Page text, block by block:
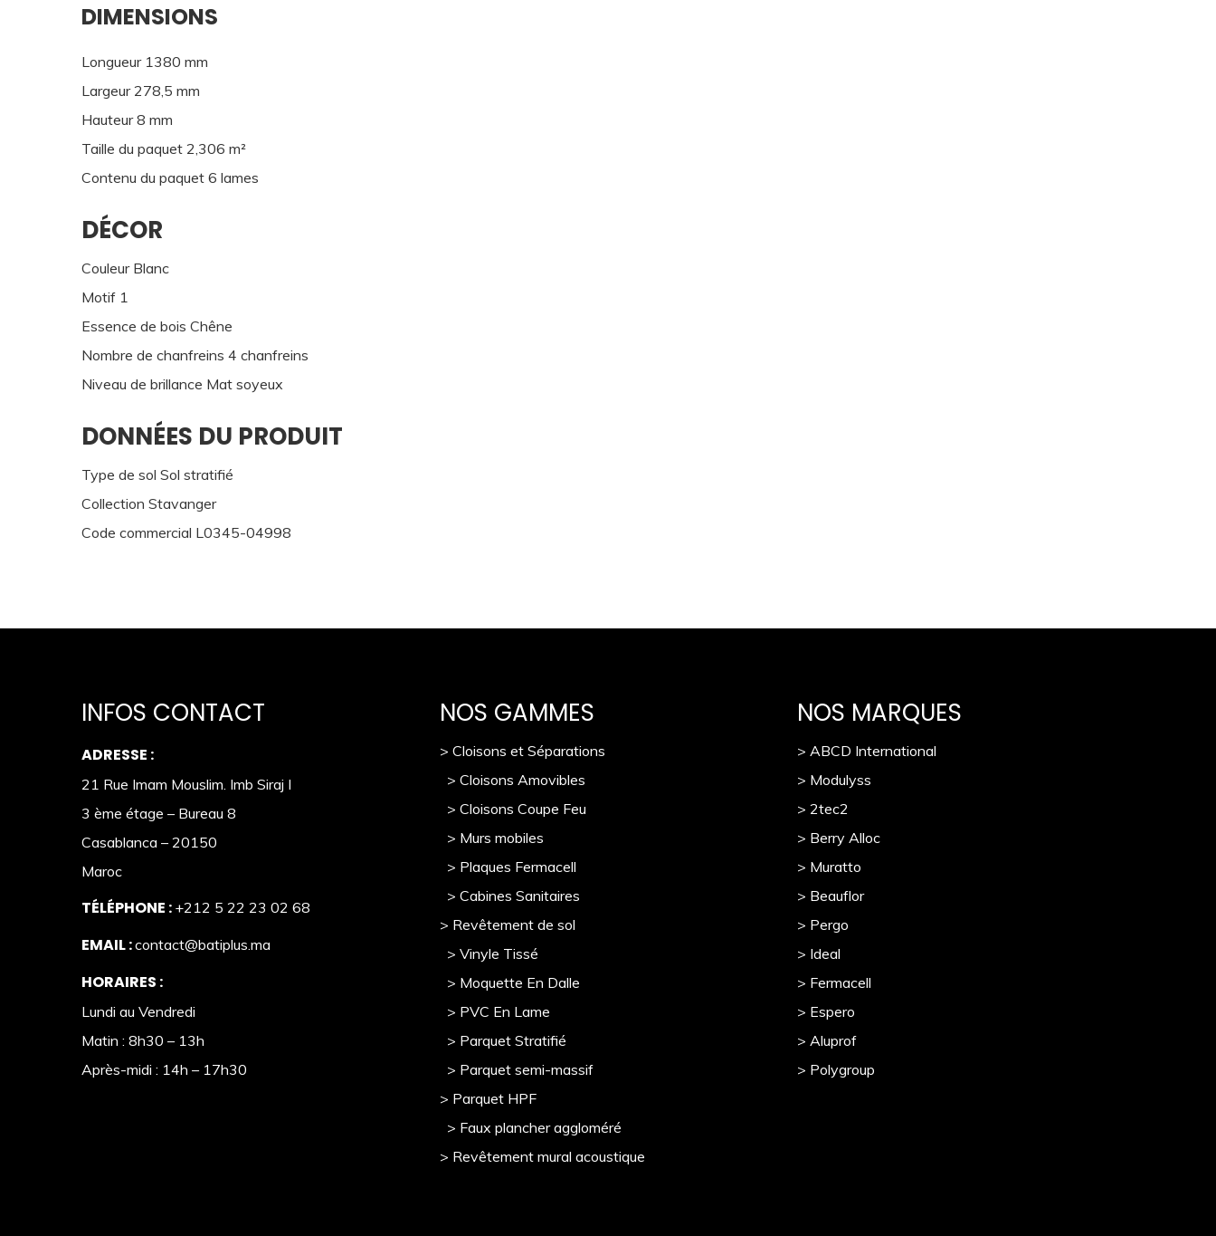
DIMENSIONS
Longueur 1380 mm
Largeur 278,5 mm
Hauteur 8 mm
Taille du paquet 2,306 m²
Contenu du paquet 6 lames
DÉCOR
Couleur Blanc
Motif 1
Essence de bois Chêne
Nombre de chanfreins 4 chanfreins
Niveau de brillance Mat soyeux
DONNÉES DU PRODUIT
Type de sol Sol stratifié
Collection Stavanger
Code commercial L0345-04998
INFOS CONTACT
ADRESSE :
21 Rue Imam Mouslim. Imb Siraj I
3 ème étage – Bureau 8
Casablanca – 20150
Maroc
TÉLÉPHONE : +212 5 22 23 02 68
EMAIL :contact@batiplus.ma
HORAIRES :
Lundi au Vendredi
Matin : 8h30 – 13h
Après-midi : 14h – 17h30
NOS GAMMES
> Cloisons et Séparations
> Cloisons Amovibles
> Cloisons Coupe Feu
> Murs mobiles
> Plaques Fermacell
> Cabines Sanitaires
> Revêtement de sol
> Vinyle Tissé
> Moquette En Dalle
> PVC En Lame
> Parquet Stratifié
> Parquet semi-massif
> Parquet HPF
> Faux plancher aggloméré
> Revêtement mural acoustique
NOS MARQUES
> ABCD International
> Modulyss
> 2tec2
> Berry Alloc
> Muratto
> Beauflor
> Pergo
> Ideal
> Fermacell
> Espero
> Aluprof
> Polygroup